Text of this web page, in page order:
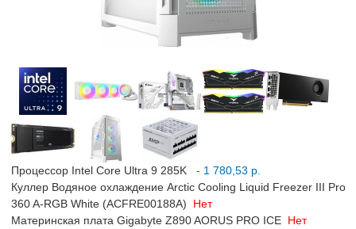
Процессор Intel Core Ultra 9 285K
- 1 780,53 р.
Куллер Водяное охлаждение Arctic Cooling Liquid Freezer III Pro
360 A-RGB White (ACFRE00188A)
Нет
Материнская плата Gigabyte Z890 AORUS PRO ICE Нет